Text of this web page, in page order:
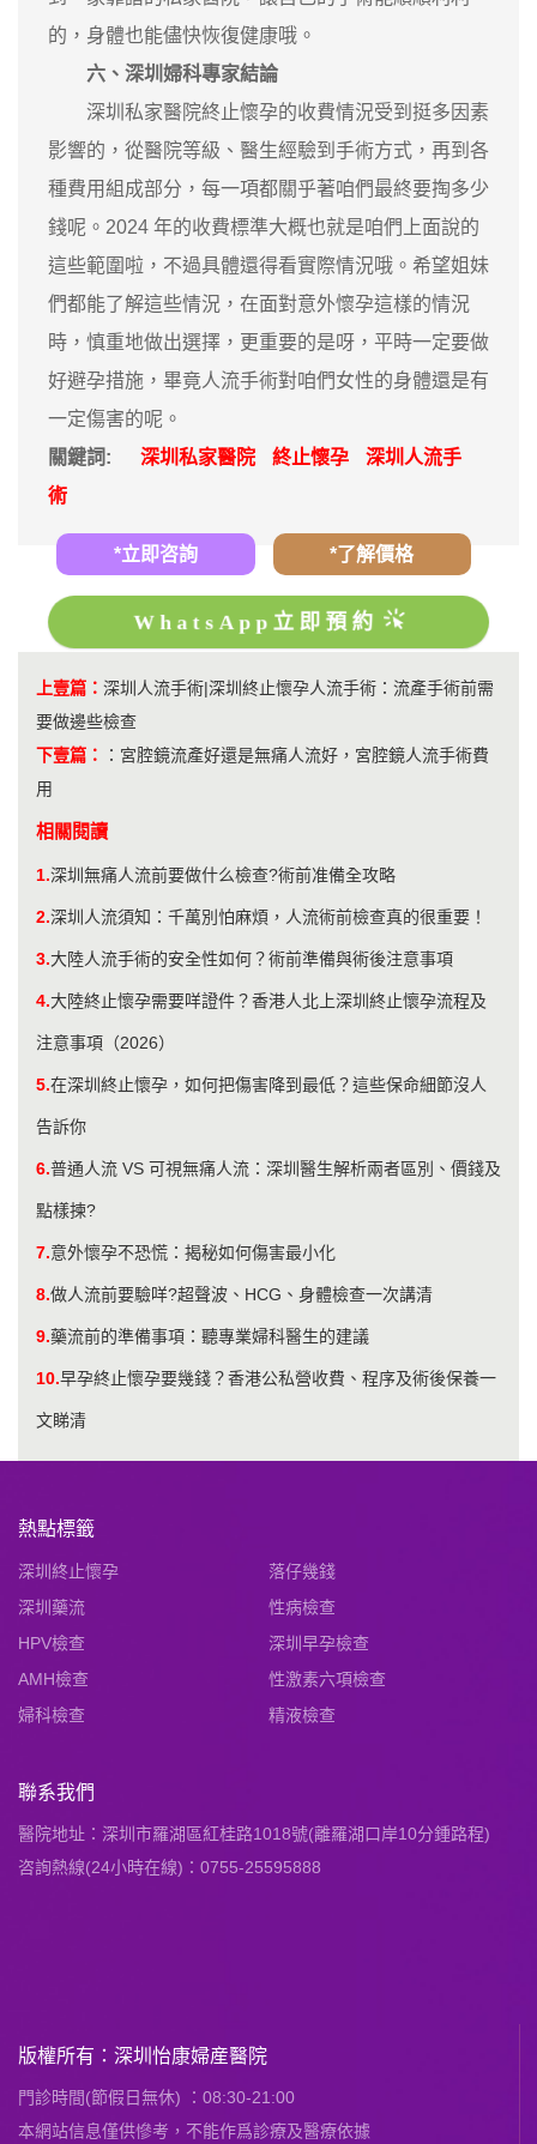
的，身體也能儘快恢復健康哦。
六、深圳婦科專家結論
深圳私家醫院終止懷孕的收費情況受到挺多因素
影響的，從醫院等級、醫生經驗到手術方式，再到各
種費用組成部分，每一項都關乎著咱們最終要掏多少
錢呢。2024 年的收費標準大概也就是咱們上面說的
這些範圍啦，不過具體還得看實際情況哦。希望姐妹
們都能了解這些情況，在面對意外懷孕這樣的情況
時，慎重地做出選擇，更重要的是呀，平時一定要做
好避孕措施，畢竟人流手術對咱們女性的身體還是有
一定傷害的呢。
關鍵詞:
深圳私家醫院 終止懷孕
深圳人流手
術
*立即咨詢 *了解價格
WhatsApp立即預約
上壹篇： ​深圳人流手術|深圳終止懷孕人流手術：流產手術前需
要做邊些檢查
下壹篇：
： 宮腔鏡流產好還是無痛人流好，宮腔鏡人流手術費
用
相關閱讀
1.深圳無痛人流前要做什么檢查?術前准備全攻略
2.​深圳人流須知：千萬別怕麻煩，人流術前檢查真的很重要！
3.​大陸人流手術的安全性如何？術前準備與術後注意事項
4.大陸終止懷孕需要咩證件？香港人北上深圳終止懷孕流程及
注意事項（2026）
5.在深圳終止懷孕，如何把傷害降到最低？這些保命細節沒人
告訴你
6.普通人流 VS 可視無痛人流：深圳醫生解析兩者區別、價錢及
點樣揀?
7.意外懷孕不恐慌：揭秘如何傷害最小化
8.做人流前要驗咩?超聲波、HCG、身體檢查一次講清
9.藥流前的準備事項：聽專業婦科醫生的建議
10.早孕終止懷孕要幾錢？香港公私營收費、程序及術後保養一
文睇清
熱點標籤
深圳終止懷孕
落仔幾錢
深圳藥流
性病檢查
HPV檢查
深圳早孕檢查
AMH檢查
性激素六項檢查
婦科檢查
精液檢查
聯系我們
醫院地址：深圳市羅湖區紅桂路1018號(離羅湖口岸10分鍾路程)
咨詢熱線(24小時在線)：0755-25595888
版權所有：深圳怡康婦産醫院
門診時間(節假日無休) ：08:30-21:00
本網站信息僅供慘考，不能作爲診療及醫療依據